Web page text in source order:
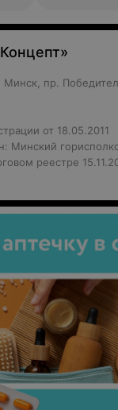
Минск, пр.
от 18.05.2011
Минский
реестре